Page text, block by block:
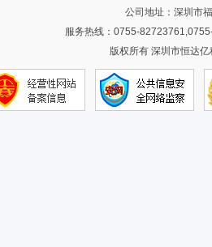
公司地址：深圳市
服务热线：0755-
版权所有 深圳市恒达